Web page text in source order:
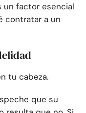
factor esencial
contratar a un
tu cabeza.
que su